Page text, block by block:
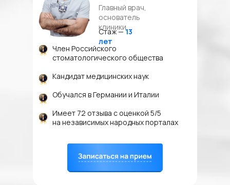
Главный врач,
основатель
клиники
Стаж —13
лет
Член Российского
стоматологического общества
Кандидат медицинских наук
Обучался в Германии и Италии
Имеет 72 отзыва с оценкой 5/5
на независимых народных порталах